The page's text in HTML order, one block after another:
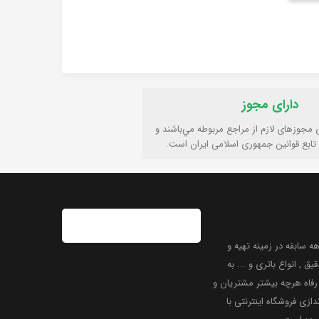
دارای مجوز
مجوزهای لازم از مراجع مربوطه مي‌باشند و
قوانين جمهوری اسلامی ايران است.
سابقه در زمینه تهیه و
, انواع باتری و ... به
هرچه بیشتر مشتریان و
فروشگاه اینترنتی با